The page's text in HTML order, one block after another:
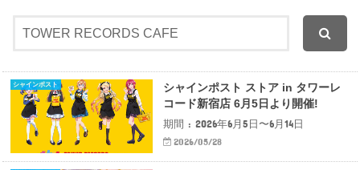
シャインポスト
シャインポスト ストア in タワーレ
コード新宿店 6月5日より開催!
期間 : 2026年6月5日〜6月14日
2026/05/28